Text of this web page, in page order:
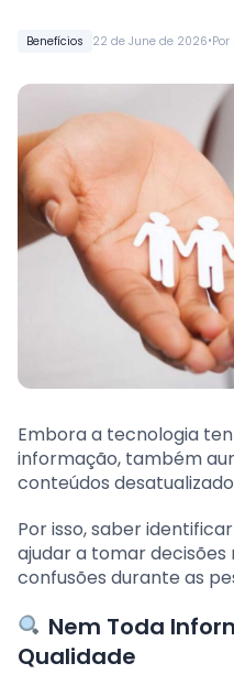
Benefícios 22 de June de 2026•Por
Embora a tecnologia
informação, também
conteúdos
Por isso, saber
ajudar a tomar decisões
confusões durante as
Nem Toda
Qualidade